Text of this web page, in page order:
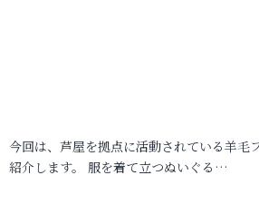
今回は、芦屋を拠点に活動されている羊毛
紹介します。 服を着て立つぬいぐる…